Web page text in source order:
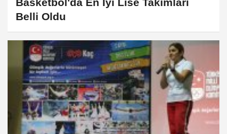
Basketbol'da En İyi Lise Takımları
Belli Oldu